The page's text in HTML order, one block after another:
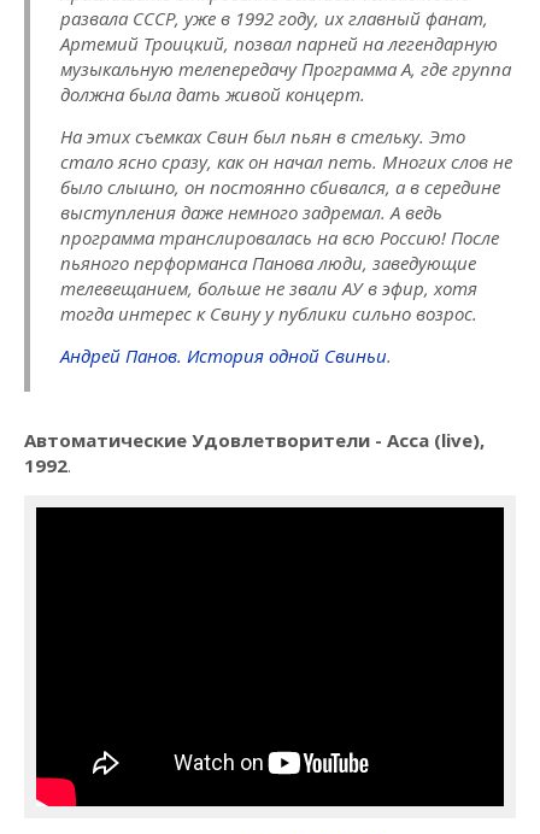
развала СССР, уже в 1992 году, их главный фанат,
Артемий Троицкий, позвал парней на легендарную
музыкальную телепередачу Программа А, где группа
должна была дать живой концерт.
На этих съемках Свин был пьян в стельку. Это
стало ясно сразу, как он начал петь. Многих слов не
было слышно, он постоянно сбивался, а в середине
выступления даже немного задремал. А ведь
программа транслировалась на всю Россию! После
пьяного перформанса Панова люди, заведующие
телевещанием, больше не звали АУ в эфир, хотя
тогда интерес к Свину у публики сильно возрос.
Андрей Панов. История одной Свиньи.
Автоматические Удовлетворители - Асса (live),
1992.